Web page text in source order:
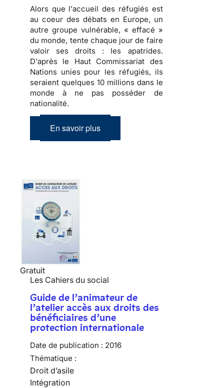
Alors que l'accueil des réfugiés est
au coeur des débats en Europe, un
autre groupe vulnérable, « effacé »
du monde, tente chaque jour de faire
valoir ses droits : les apatrides.
D'après le Haut Commissariat des
Nations unies pour les réfugiés, ils
seraient quelques 10 millions dans le
monde à ne pas posséder de
nationalité.
En savoir plus
Gratuit
Les Cahiers du social
Guide de l’animateur de
l’atelier accès aux droits des
bénéficiaires d’une
protection internationale
Date de publication : 2016
Thématique :
Droit d’asile
Intégration